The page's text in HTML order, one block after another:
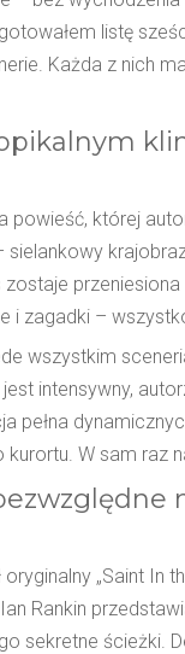
listę
Każda z nich
powieść, której
zostaje
i zagadki –
wszystkim
intensywny,
pełna
W sam raz
„Saint In
Rankin
sekretne ścieżki.